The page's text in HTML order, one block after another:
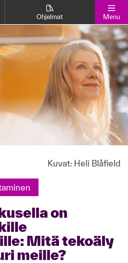
Ohjelmat Menu
Kuvat: Heli Blåfield
Mitä tekoäly
meille?